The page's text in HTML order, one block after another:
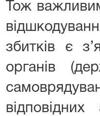
Тож
збитків є
органів